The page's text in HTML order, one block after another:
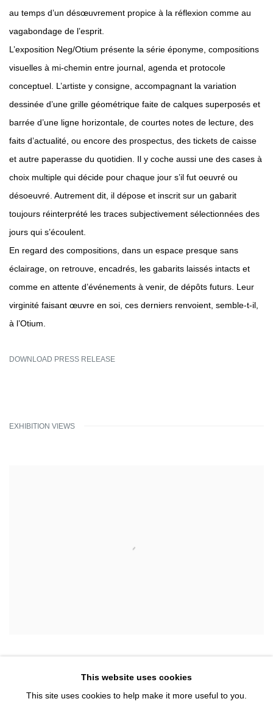
au temps d’un désœuvrement propice à la réflexion comme au
vagabondage de l’esprit.
L’exposition Neg/Otium présente la série éponyme, compositions
visuelles à mi-chemin entre journal, agenda et protocole
conceptuel. L’artiste y consigne, accompagnant la variation
dessinée d’une grille géométrique faite de calques superposés et
barrée d’une ligne horizontale, de courtes notes de lecture, des
faits d’actualité, ou encore des prospectus, des tickets de caisse
et autre paperasse du quotidien. Il y coche aussi une des cases à
choix multiple qui décide pour chaque jour s’il fut oeuvré ou
désoeuvré. Autrement dit, il dépose et inscrit sur un gabarit
toujours réinterprété les traces subjectivement sélectionnées des
jours qui s’écoulent.
En regard des compositions, dans un espace presque sans
éclairage, on retrouve, encadrés, les gabarits laissés intacts et
comme en attente d’événements à venir, de dépôts futurs. Leur
virginité faisant œuvre en soi, ces derniers renvoient, semble-t-il,
à l’Otium.
DOWNLOAD PRESS RELEASE
EXHIBITION VIEWS
This website uses cookies
This site uses cookies to help make it more useful to you.